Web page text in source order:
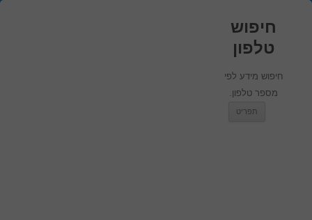
חיפוש
טלפון
חיפוש מידע לפי
מספר טלפון.
תפריט